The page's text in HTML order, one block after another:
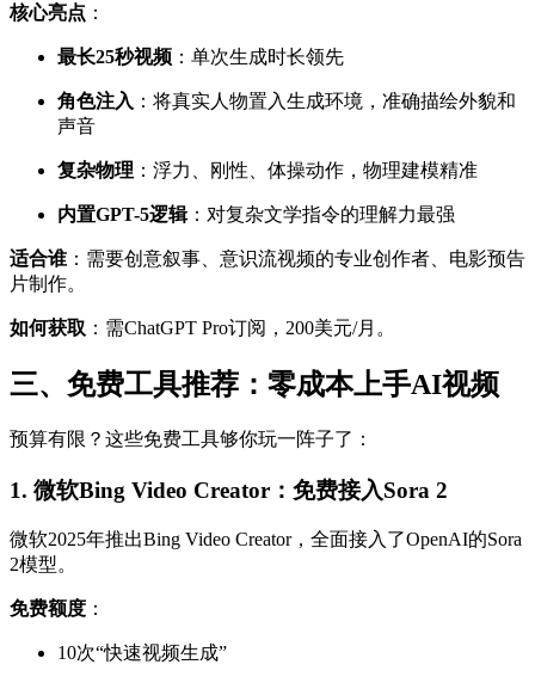
核心亮点 ：
最长25秒视频 ：单次生成时长领先
角色注入 ：将真实人物置入生成环境，准确描绘外貌和
声音
复杂物理 ：浮力、刚性、体操动作，物理建模精准
内置GPT-5逻辑：对复杂文学指令的理解力最强
适合谁 ：需要创意叙事、意识流视频的专业创作者、电影预告
片制作。
如何获取 ：需ChatGPT Pro订阅，200美元/月。
三、免费工具推荐：零成本上手AI视频
预算有限？这些免费工具够你玩一阵子了：
1. 微软Bing Video Creator：免费接入Sora 2
微软2025年推出Bing Video Creator，全面接入了OpenAI的Sora
2模型。
免费额度 ：
10次“快速视频生成”